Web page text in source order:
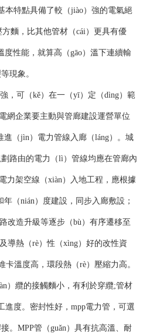
本特點具備了較（jiào）強的電氣絕
麵，比其他管材（cái）更具有優
性能，就算高（gāo）溫下連續輸
現象。
可（kě）在一（yī）定（dìng）範
網企業要主動與管廊建設運營單位
進（jìn）電力管線入廊（láng）。城
路由的電力（lì）管線均應在管廊內
力架空線（xiàn）入地工程，應根據
（nián）度建設，同步入廊敷設；
改造升級等逐步（bù）有序遷移至
導熱（rè）性（xìng）好的改性資
溫度高，環段熱（rè）壓縮力高。
）纜的接觸麵小，有利於穿纜;管材
進度。密封性好，mpp電力管，可選
。MPP管（guǎn）具有抗高溫、耐